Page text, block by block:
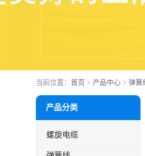
当前位置： 首页 > 产品中心 > 弹簧
产品分类
螺旋电缆